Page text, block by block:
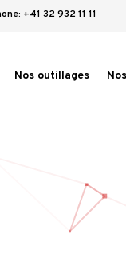
+41 32 932 11 11
Nos outillages